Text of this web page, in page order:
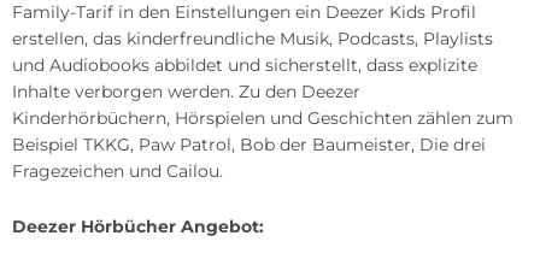
Family-Tarif in den Einstellungen ein Deezer Kids Profil
erstellen, das kinderfreundliche Musik, Podcasts, Playlists
und Audiobooks abbildet und sicherstellt, dass explizite
Inhalte verborgen werden. Zu den Deezer
Kinderhörbüchern, Hörspielen und Geschichten zählen zum
Beispiel TKKG, Paw Patrol, Bob der Baumeister, Die drei
Fragezeichen und Cailou.
Deezer Hörbücher Angebot: